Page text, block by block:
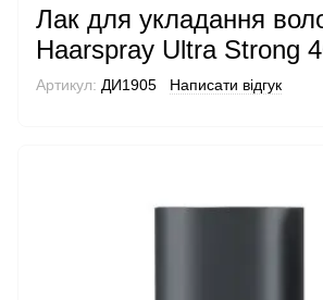
Лак для укладання
Haarspray Ultra Strong
Артикул: ДИ1905 Написати відгук